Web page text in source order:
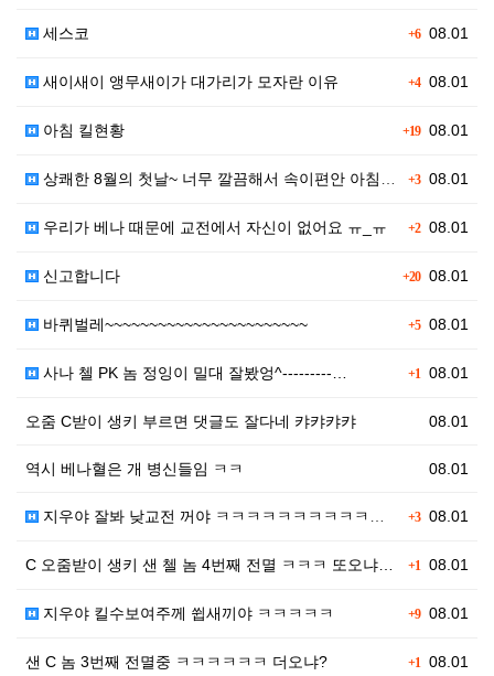
+608.01
세스코
+408.01
새이새이 앵무새이가 대가리가 모자란 이유
+1908.01
아침 킬현황
+308.01
상쾌한 8월의 첫날~ 너무 깔끔해서 속이편안 아침교전
+208.01
우리가 베나 때문에 교전에서 자신이 없어요 ㅠ_ㅠ
+2008.01
신고합니다
+508.01
바퀴벌레~~~~~~~~~~~~~~~~~~~~~~~
+1 08.01
사나 첼 PK 놈 정잉이 밀대 잘봤엉^---------…
08.01
오줌 C받이 생키 부르면 댓글도 잘다네 캬캬캬캬
08.01
역시 베나혈은 개 병신들임 ㅋㅋ
+308.01
지우야 잘봐 낮교전 꺼야 ㅋㅋㅋㅋㅋㅋㅋㅋㅋㅋㅋㅋㅋㅋㅋ
+1 08.01
C 오줌받이 생키 샌 첼 놈 4번째 전멸 ㅋㅋㅋ 또오냐…
+908.01
지우야 킬수보여주께 쓉새끼야 ㅋㅋㅋㅋㅋ
+1 08.01
샌 C 놈 3번째 전멸중 ㅋㅋㅋㅋㅋㅋ 더오냐?